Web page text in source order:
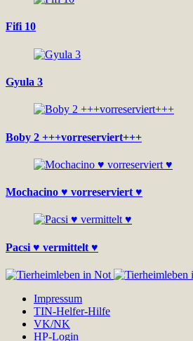
Fifi 10
Gyula 3
Boby 2 +++vorreserviert+++
Mochacino ♥ vorreserviert ♥
Pacsi ♥ vermittelt ♥
Impressum
TIN-Helfer-Hilfe
VK/NK
HP-Login